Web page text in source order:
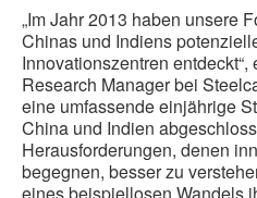
„Im Jahr 2013 haben unsere
Chinas und Indiens
Innovationszentren
Research Manager bei
eine umfassende einjährige
China und Indien
Herausforderungen, denen
begegnen, besser zu